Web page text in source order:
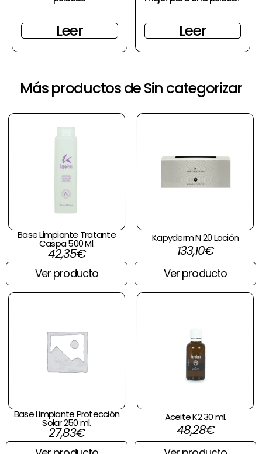
Leer Leer
Más productos de Sin categorizar
Base Limpiante Tratante
Caspa 500 Ml.
42,35€
Ver producto
Kapyderm N 20 Loción
133,10€
Ver producto
Base Limpiante Protección
Solar 250 ml.
27,83€
Aceite K2 30 ml.
48,28€